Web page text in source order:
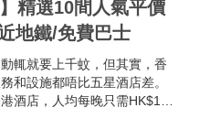
精選10間人氣平價
地鐵/免費巴士
輒就要上千蚊，但其實，香
和設施都唔比五星酒店差。
酒店，人均每晚只需HK$166